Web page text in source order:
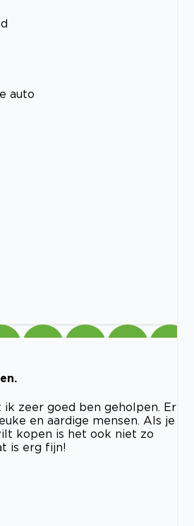
auto
ik zeer goed ben geholpen. Er
en aardige mensen. Als je
kopen is het ook niet zo
is erg fijn!